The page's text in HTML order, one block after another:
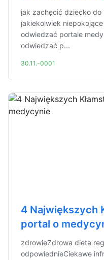
jak zachęcić dziecko
jakiekolwiek
odwiedzać portale
odwiedzać p...
30.11.-0001
4 Największych
portal o
zdrowieZdrowa dieta
odpowiednieCiekawe